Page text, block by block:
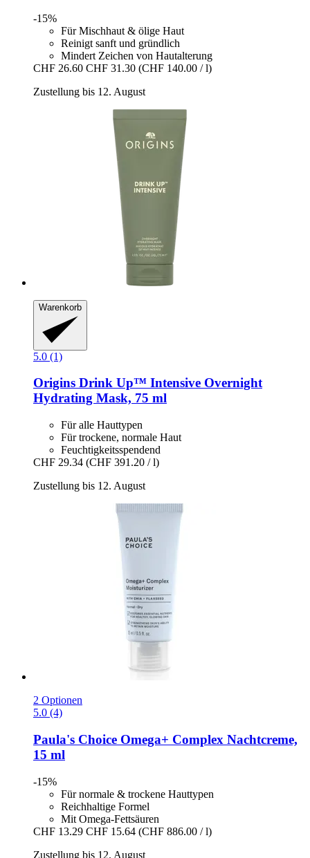
-15%
Für Mischhaut & ölige Haut
Reinigt sanft und gründlich
Mindert Zeichen von Hautalterung
CHF 26.60 CHF 31.30 (CHF 140.00 / l)
Zustellung bis 12. August
Warenkorb
5.0 (1)
Origins Drink Up™ Intensive Overnight
Hydrating Mask, 75 ml
Für alle Hauttypen
Für trockene, normale Haut
Feuchtigkeitsspendend
CHF 29.34 (CHF 391.20 / l)
Zustellung bis 12. August
2 Optionen
5.0 (4)
Paula's Choice Omega+ Complex Nachtcreme,
15 ml
-15%
Für normale & trockene Hauttypen
Reichhaltige Formel
Mit Omega-Fettsäuren
CHF 13.29 CHF 15.64 (CHF 886.00 / l)
Zustellung bis 12. August